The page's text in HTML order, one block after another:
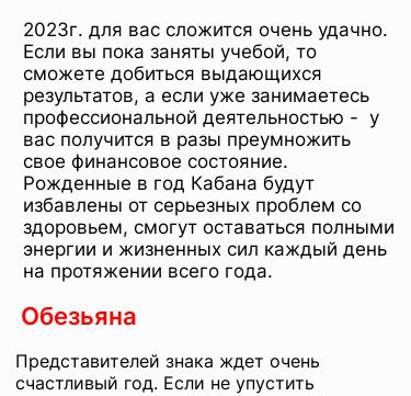
2023г. для вас сложится очень удачно.
Если вы пока заняты учебой, то
сможете добиться выдающихся
результатов, а если уже занимаетесь
профессиональной деятельностью - у
вас получится в разы преумножить
свое финансовое состояние.
Рожденные в год Кабана будут
избавлены от серьезных проблем со
здоровьем, смогут оставаться полными
энергии и жизненных сил каждый день
на протяжении всего года.
Обезьяна
Представителей знака ждет очень
счастливый год. Если не упустить